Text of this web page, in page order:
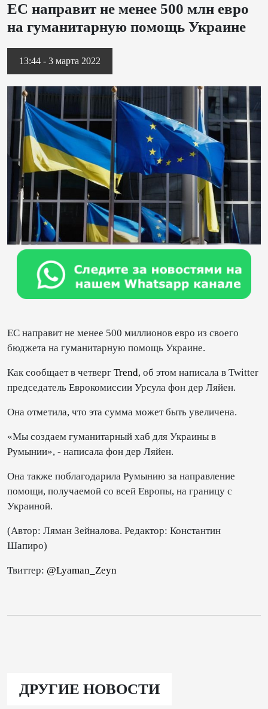
ЕС направит не менее 500 млн евро
на гуманитарную помощь Украине
13:44 - 3 марта 2022
ЕС направит не менее 500 миллионов евро из своего
бюджета на гуманитарную помощь Украине.
Как сообщает в четверг Trend, об этом написала в Twitter
председатель Еврокомиссии Урсула фон дер Ляйен.
Она отметила, что эта сумма может быть увеличена.
«Мы создаем гуманитарный хаб для Украины в
Румынии», - написала фон дер Ляйен.
Она также поблагодарила Румынию за направление
помощи, получаемой со всей Европы, на границу с
Украиной.
(Автор: Ляман Зейналова. Редактор: Константин
Шапиро)
Твиттер: @Lyaman_Zeyn
ДРУГИЕ НОВОСТИ